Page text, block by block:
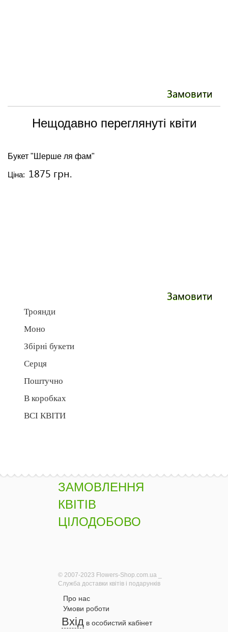
Замовити
Нещодавно переглянуті квіти
Букет "Шерше ля фам"
Ціна: 1875 грн.
Замовити
Троянди
Моно
Збірні букети
Серця
Поштучно
В коробках
ВСІ КВІТИ
ЗАМОВЛЕННЯ
КВІТІВ
ЦІЛОДОБОВО
© 2007-2023 Flowers-Shop.com.ua _
Служба доставки квітів і подарунків
Про нас
Умови роботи
Вхід в особистий кабінет